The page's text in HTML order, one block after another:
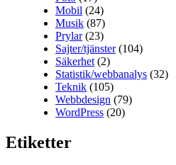
Mobil (24)
Musik (87)
Prylar(23)
Sajter/tjänster(104)
Säkerhet (2)
Statistik/webbanalys (32)
Teknik (105)
Webbdesign (79)
WordPress (20)
Etiketter